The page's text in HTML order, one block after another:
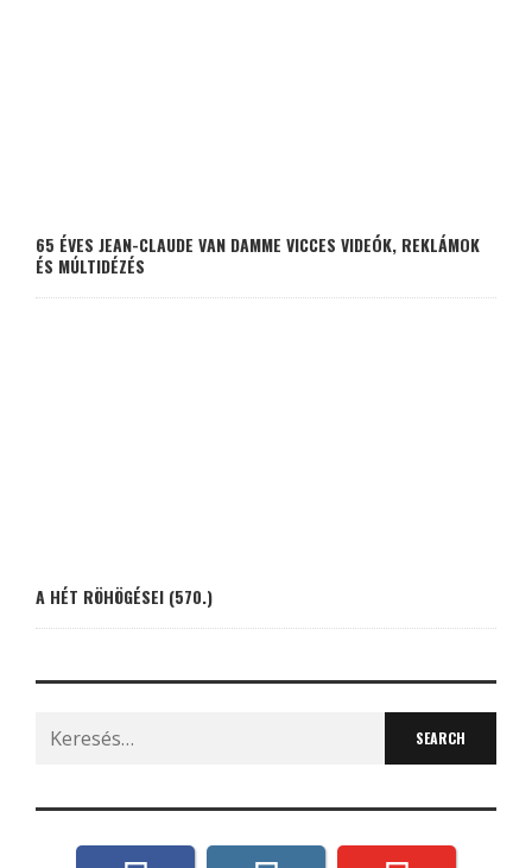
65 ÉVES JEAN-CLAUDE VAN DAMME VICCES VIDEÓK, REKLÁMOK
ÉS MÚLTIDÉZÉS
A HÉT RÖHÖGÉSEI (570.)
Search
for: